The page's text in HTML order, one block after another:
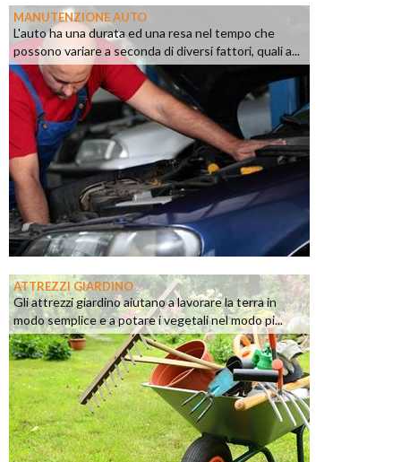
MANUTENZIONE AUTO
L'auto ha una durata ed una resa nel tempo che
possono variare a seconda di diversi fattori, quali a...
ATTREZZI GIARDINO
Gli attrezzi giardino aiutano a lavorare la terra in
modo semplice e a potare i vegetali nel modo pi...